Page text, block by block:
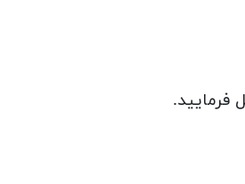
فرمایید.